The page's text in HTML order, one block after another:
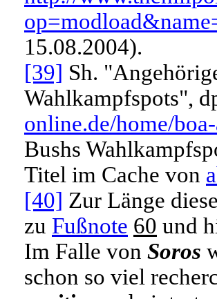
15.08.2004).
[39] Sh.
Wahlkampfspots",
online.de/home/
Bushs
Titel im Cache von
[40] Zur Länge
zu Fußnote 60 und
Im Falle von Soros
schon so viel